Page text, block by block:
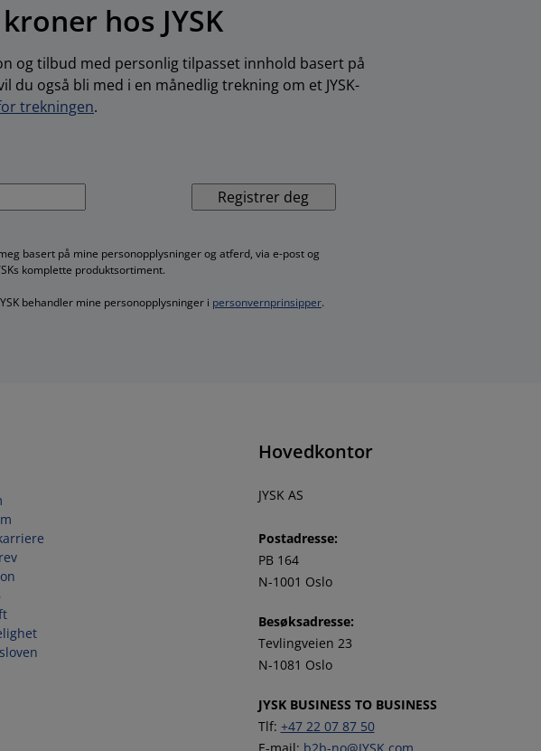
hos JYSK
og tilbud med personlig tilpasset innhold basert på
også bli med i en månedlig trekning om et JYSK-
trekningen.
Registrer deg
basert på mine personopplysninger og atferd, via e-post og
komplette produktsortiment.
behandler mine personopplysninger i personvernprinsipper.
Hovedkontor
JYSK AS
Postadresse:
PB 164
N-1001 Oslo
Besøksadresse:
Tevlingveien 23
N-1081 Oslo
JYSK BUSINESS TO BUSINESS
Tlf: +47 22 07 87 50